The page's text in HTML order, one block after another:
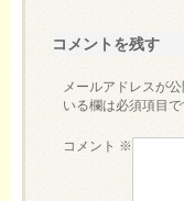
コメントを残す
メールアドレスが
いる欄は必須項目で
コメント ※